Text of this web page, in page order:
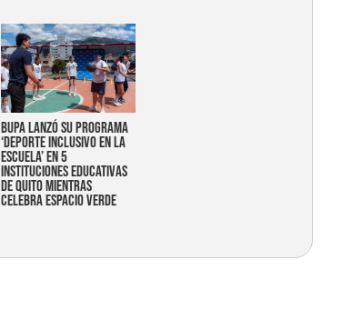
Bupa lanzó su programa
‘Deporte Inclusivo en la
Escuela’ en 5
instituciones educativas
de Quito mientras
celebra espacio verde